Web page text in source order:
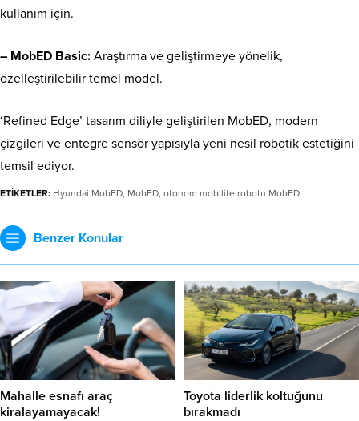
kullanım için.
– MobED Basic: Araştırma ve geliştirmeye yönelik,
özelleştirilebilir temel model.
‘Refined Edge’ tasarım diliyle geliştirilen MobED, modern
çizgileri ve entegre sensör yapısıyla yeni nesil robotik estetiğini
temsil ediyor.
ETİKETLER: Hyundai MobED, MobED, otonom mobilite robotu MobED
Benzer Konular
Mahalle esnafı araç
kiralayamayacak!
Toyota liderlik koltuğunu
bırakmadı